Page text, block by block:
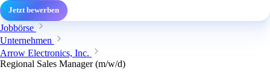
Jetzt bewerben
Jobbörse
Unternehmen
Arrow Electronics, Inc.
Regional Sales Manager (m/w/d)